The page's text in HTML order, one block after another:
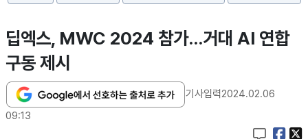
​딥엑스, MWC 2024 참가...거대 AI 연합
구동 제시
기사입력2024.02.06
09:13